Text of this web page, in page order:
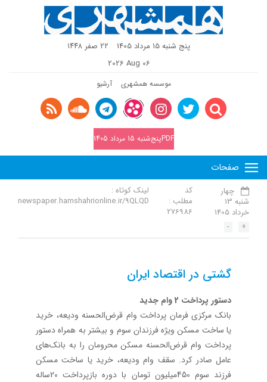
پنج شنبه 15 مرداد 1405
٢٢ صفر ١٤٤٨
2026 Aug 06
موسسه همشهری آرشیو
PDFپنج‌شنبه 15 مرداد 1405
صفحات
چهار
شنبه 13
خرداد 1405
کد
مطلب :
276986
لینک کوتاه :
newspaper.hamshahrionline.ir/9QLQD
+
-
گشتی در اقتصاد ایران
دستور پرداخت 2‌ وام جدید
بانک مرکزی فرمان پرداخت وام قرض‌الحسنه ودیعه، خرید
یا ساخت مسکن ویژه فرزندان سوم و بیشتر به همراه دستور
پرداخت وام قرض‌الحسنه مسکن محرومان را به بانک‌های
عامل صادر کرد.‌ سقف وام ودیعه، خرید یا ساخت مسکن
فرزند سوم 450میلیون تومان با دوره بازپرداخت 20ساله